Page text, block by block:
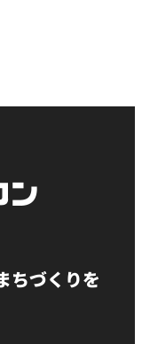
ちづくりを